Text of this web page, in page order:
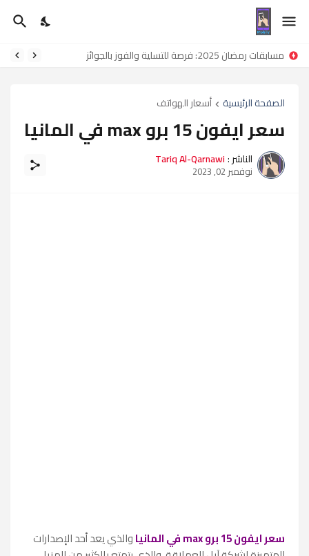
مسابقات رمضان 2025: فرصة للتسلية والفوز بالجوائز
الصفحة الرئيسية أسعار الهواتف
سعر ايفون 15 برو max في المانيا
الناشر :Tariq Al-Qarnawi
نوفمبر 02, 2023
سعر ايفون 15 برو max في المانيا
والذي يعد أحد الإصدارات